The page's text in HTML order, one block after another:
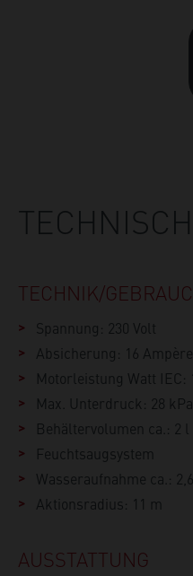
TECHNIK/
Spannung: 230 Volt
Absicherung: 16 Ampère
Motorleistung Watt IEC:
Max. Unterdruck: 28 kPa
Behältervolumen ca.: 2 l
Feuchtsaugsystem
Wasseraufnahme ca.:
Aktionsradius: 11 m
AUSSTATTUNG